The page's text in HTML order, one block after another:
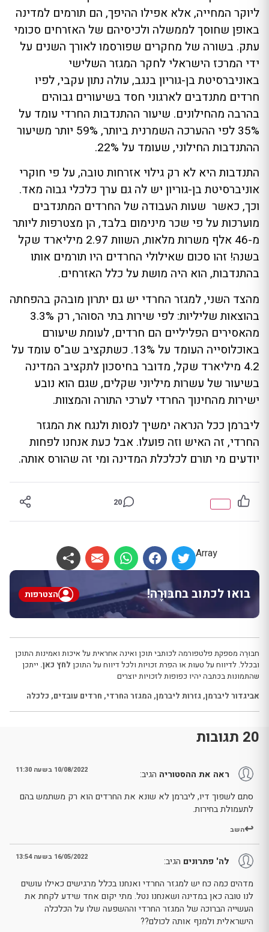
ליוקר המחייה, אלא אפילו ההיפך, הם תורמים למדינה
באופן שחוסך לממשלה ולכיסיהם של האזרחים סכומי
עתק. בשורה של מחקרים שפורסמו לאורך השנים על
ידי המרכז הישראלי לחקר המגזר השלישי
באוניברסיטת בן-גוריון בנגב, עולה נתון עקבי, לפיו
חרדים מתנדבים לארגוני חסד בשיעורים גבוהים
בהרבה מהחילונים. שיעור ההתנדבות החרדי עומד על
35% לפי ההערכה השמרנית ביותר, 59% יותר משיעור
ההתנדבות החילוני, שעומד על 22%.
התנדבות היא לא רק גילוי אזרחות טובה, על פי חוקרי
אוניברסיטת בן-גוריון יש לה גם ערך כלכלי גבוה מאד.
וכך, כאשר שעות העבודה של החרדים המתנדבים
מוערכות על פי שכר מינימום בלבד, הן מצטרפות ליותר
מ-46 אלף משרות מלאות, השוות 2.97 מיליארד שקל
בשנה! זהו סכום שאילולי החרדים היו תורמים אותו
בהתנדבות, הוא היה מושת על כלל האזרחים.
מהצד השני, למגזר החרדי יש גם יתרון מובהק בהפחתה
בהוצאות שליליות: לפי שירות בתי הסוהר, רק 3.3%
מהאסירים הפליליים הם חרדים, לעומת שיעורם
באוכלוסייה העומד על 13%. כשתקציב שב"ס עומד על
4.2 מיליארד שקל, מדובר בחיסכון לתקציב המדינה
בשיעור של עשרות מיליוני שקלים, שגם הוא נובע
ישירות מהחינוך החרדי לערכי התורה והמצוות.
ליברמן ככל הנראה ימשיך לנסות ולנגח את המגזר
החרדי, זה האיש וזה פועלו. אבל כעת אנחנו לפחות
יודעים מי תורם לכלכלת המדינה ומי זה שהורס אותה.
20
Array
בואו לכתוב בחבּוּרֶה! הצטרפות
חבּוּרֶה מספקת פלטפורמה לכותבי תוכן ואינה אחראית על איכות ואמינות התוכן
ובכלל. לדיווח על טעות או הפרת זכויות ולכל דיווח על התוכן לחץ כאן. ייתכן
שהתמונות בכתבה יהיו כפופות לזכויות יוצרים
אביגדור ליברמן,גזרות ליברמן, המגזר החרדי, חרדים עובדים, כלכלה
20 תגובות
ראה את ההסטוריה הגיב: 10/08/2022 בשעה 11:30
סתם לשפוך דיו, ליברמן לא שונא את החרדים הוא רק משתמש בהם
לתעמולת בחירות.
השב
לה' פתרונים הגיב: 16/05/2022 בשעה 13:54
מדהים כמה כח יש למגזר החרדי ואנחנו בכלל מרגישים כאילו עושים
לנו טובה כאן במדינה ושאנחנו נטל. מתי יקום אחד שידע לקחת את
העשייה הברוכה של המגזר החרדי וההשפעה שלו על הכלכלה
הישראלית ולמנף אותה לכולם??